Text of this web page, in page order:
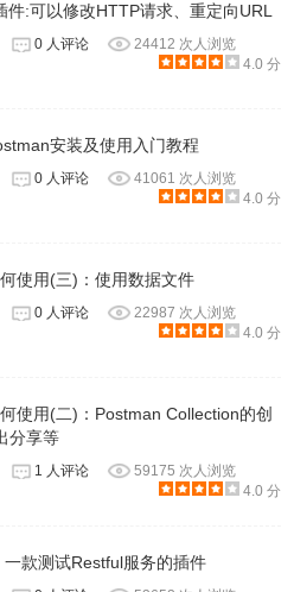
件夹。如果做API文档的话，可
果要把各种输入都测到的话，
collections/
蓝字是保存起来的请求结果，
件:可以修改HTTP请求、重定向URL
0 人评论
24412 次人浏览
4.0 分
安装及使用入门教程
0 人评论
41061 次人浏览
4.0 分
使用(三)：使用数据文件
0 人评论
22987 次人浏览
4.0 分
使用(二)：Postman Collection的创
分享等
1 人评论
59175 次人浏览
4.0 分
一款测试Restful服务的插件